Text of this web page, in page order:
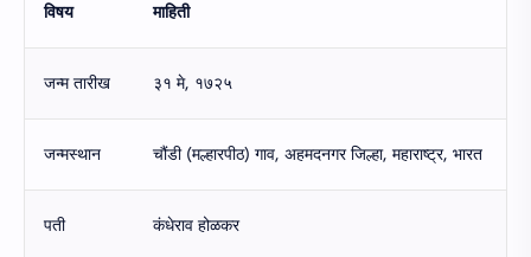
विषय माहिती
जन्म तारीख ३१ मे, १७२५
जन्मस्थान चौंडी (मल्हारपीठ) गाव, अहमदनगर जिल्हा, महाराष्ट्र, भारत
पती कंधेराव होळकर